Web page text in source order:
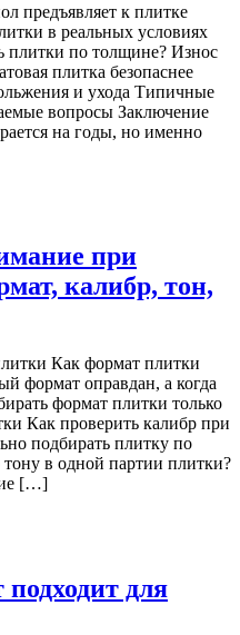
предъявляет к плитке
в реальных условиях
плитки по толщине? Износ
плитка безопаснее
и ухода Типичные
вопросы Заключение
на годы, но именно
при
калибр, тон,
Как формат плитки
формат оправдан, а когда
формат плитки только
Как проверить калибр при
подбирать плитку по
в одной партии плитки?
[…]
для